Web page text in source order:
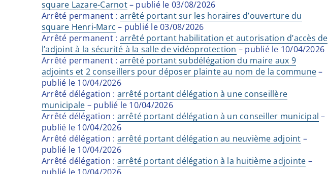
square Lazare-Carnot– publié le 03/08/2026
Arrêté permanent : arrêté portant sur les horaires d’ouverture du
square Henri-Marc – publié le 03/08/2026
Arrêté permanent : arrêté portant habilitation et autorisation d’accès de
l’adjoint à la sécurité à la salle de vidéoprotection – publié le 10/04/2026
Arrêté permanent : arrêté portant subdélégation du maire aux 9
adjoints et 2 conseillers pour déposer plainte au nom de la commune–
publié le 10/04/2026
Arrêté délégation : arrêté portant délégation à une conseillère
municipale – publié le 10/04/2026
Arrêté délégation : arrêté portant délégation à un conseiller municipal –
publié le 10/04/2026
Arrêté délégation : arrêté portant délégation au neuvième adjoint –
publié le 10/04/2026
Arrêté délégation : arrêté portant délégation à la huitième adjointe –